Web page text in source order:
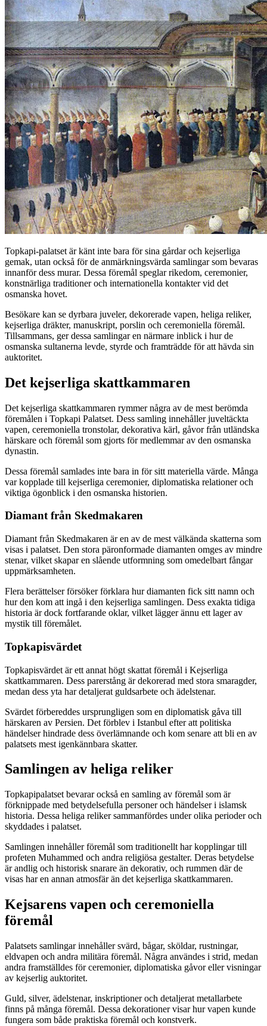
Topkapi-palatset är känt inte bara för sina gårdar och kejserliga
gemak, utan också för de anmärkningsvärda samlingar som bevaras
innanför dess murar. Dessa föremål speglar rikedom, ceremonier,
konstnärliga traditioner och internationella kontakter vid det
osmanska hovet.
Besökare kan se dyrbara juveler, dekorerade vapen, heliga reliker,
kejserliga dräkter, manuskript, porslin och ceremoniella föremål.
Tillsammans, ger dessa samlingar en närmare inblick i hur de
osmanska sultanerna levde, styrde och framträdde för att hävda sin
auktoritet.
Det kejserliga skattkammaren
Det kejserliga skattkammaren rymmer några av de mest berömda
föremålen i Topkapi Palatset. Dess samling innehåller juveltäckta
vapen, ceremoniella tronstolar, dekorativa kärl, gåvor från utländska
härskare och föremål som gjorts för medlemmar av den osmanska
dynastin.
Dessa föremål samlades inte bara in för sitt materiella värde. Många
var kopplade till kejserliga ceremonier, diplomatiska relationer och
viktiga ögonblick i den osmanska historien.
Diamant från Skedmakaren
Diamant från Skedmakaren är en av de mest välkända skatterna som
visas i palatset. Den stora päronformade diamanten omges av mindre
stenar, vilket skapar en slående utformning som omedelbart fångar
uppmärksamheten.
Flera berättelser försöker förklara hur diamanten fick sitt namn och
hur den kom att ingå i den kejserliga samlingen. Dess exakta tidiga
historia är dock fortfarande oklar, vilket lägger ännu ett lager av
mystik till föremålet.
Topkapisvärdet
Topkapisvärdet är ett annat högt skattat föremål i Kejserliga
skattkammaren. Dess parerstång är dekorerad med stora smaragder,
medan dess yta har detaljerat guldsarbete och ädelstenar.
Svärdet förbereddes ursprungligen som en diplomatisk gåva till
härskaren av Persien. Det förblev i Istanbul efter att politiska
händelser hindrade dess överlämnande och kom senare att bli en av
palatsets mest igenkännbara skatter.
Samlingen av heliga reliker
Topkapipalatset bevarar också en samling av föremål som är
förknippade med betydelsefulla personer och händelser i islamsk
historia. Dessa heliga reliker sammanfördes under olika perioder och
skyddades i palatset.
Samlingen innehåller föremål som traditionellt har kopplingar till
profeten Muhammed och andra religiösa gestalter. Deras betydelse
är andlig och historisk snarare än dekorativ, och rummen där de
visas har en annan atmosfär än det kejserliga skattkammaren.
Kejsarens vapen och ceremoniella
föremål
Palatsets samlingar innehåller svärd, bågar, sköldar, rustningar,
eldvapen och andra militära föremål. Några användes i strid, medan
andra framställdes för ceremonier, diplomatiska gåvor eller visningar
av kejserlig auktoritet.
Guld, silver, ädelstenar, inskriptioner och detaljerat metallarbete
finns på många föremål. Dessa dekorationer visar hur vapen kunde
fungera som både praktiska föremål och konstverk.